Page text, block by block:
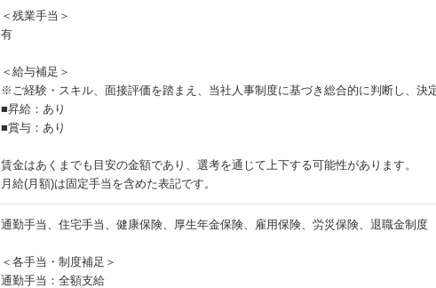
＜残業手当＞
有
＜給与補足＞
※ご経験・スキル、面接評価を踏まえ、当社人事制度に基づき総合的に判断し、決
■昇給：あり
■賞与：あり
賃金はあくまでも目安の金額であり、選考を通じて上下する可能性があります。
月給(月額)は固定手当を含めた表記です。
通勤手当、住宅手当、健康保険、厚生年金保険、雇用保険、労災保険、退職金制度
＜各手当・制度補足＞
通勤手当：全額支給